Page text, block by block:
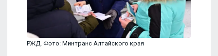
РЖД. Фото: Минтранс Алтайского края